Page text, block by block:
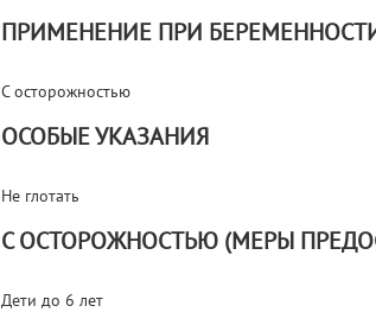
ПРИМЕНЕНИЕ ПРИ
С осторожностью
ОСОБЫЕ УКАЗАНИЯ
Не глотать
С ОСТОРОЖНОСТЬЮ (МЕРЫ
Дети до 6 лет